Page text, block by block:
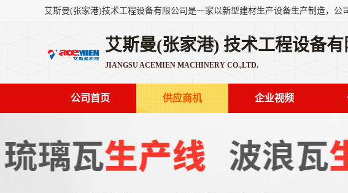
艾斯曼(张家港) 技术工程设备有
JIANGSU ACEMIEN MACHINERY CO.,LTD.
公司首页 供应商机 企业视频